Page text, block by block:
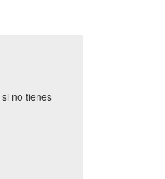
si no tienes